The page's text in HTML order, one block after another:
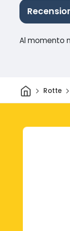
Al momento
CasaRotte